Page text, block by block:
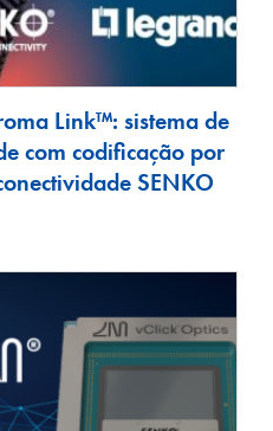
Link™: sistema de
com codificação por
SENKO